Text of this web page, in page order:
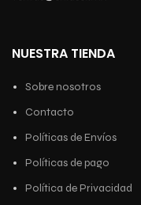
NUESTRA TIENDA
Sobre nosotros
Contacto
Políticas de Envíos
Políticas de pago
Política de Privacidad